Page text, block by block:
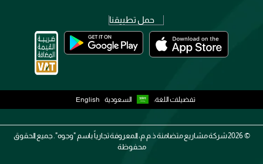
حمل تطبيقنا
تفضيلات اللغة: السعودية English
2026 ©شركة مشاريع متضامنة ذ.م.م، المعروفة تجارياً باسم "وجوه". جميع الحقوق
محفوظة